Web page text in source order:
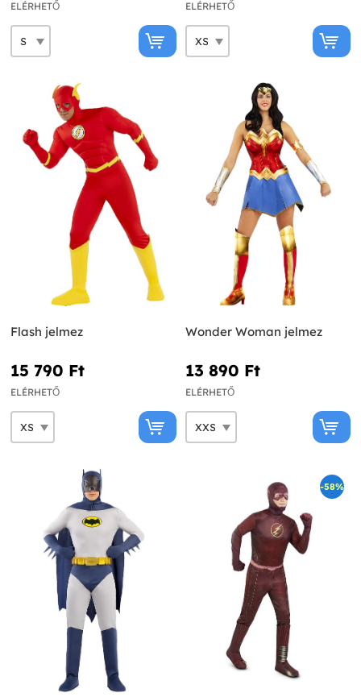
ELÉRHETŐ ELÉRHETŐ
Flash jelmez
15 790 Ft‎
ELÉRHETŐ
Wonder Woman jelmez
13 890 Ft‎
ELÉRHETŐ
-58%